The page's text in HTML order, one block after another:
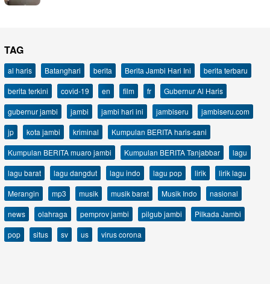
TAG
al haris Batanghari berita Berita Jambi Hari Ini
berita terbaru
berita terkini
covid-19 en film fr
Gubernur Al Haris
gubernur jambi
jambi jambi hari ini jambiseru
jambiseru.com
jp
kota jambi kriminal
Kumpulan BERITA haris-sani
Kumpulan BERITA muaro jambi
Kumpulan BERITA Tanjabbar
lagu
lagu barat
lagu dangdut lagu indo lagu pop lirik
lirik lagu
Merangin
mp3 musik musik barat Musik Indo
nasional
news
olahraga pemprov jambi pilgub jambi
Pilkada Jambi
pop
situs sv us virus corona